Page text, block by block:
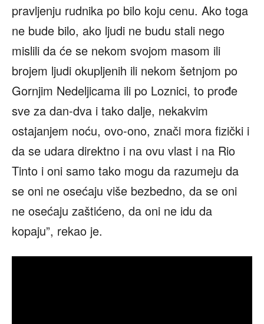
pravljenju rudnika po bilo koju cenu. Ako toga
ne bude bilo, ako ljudi ne budu stali nego
mislili da će se nekom svojom masom ili
brojem ljudi okupljenih ili nekom šetnjom po
Gornjim Nedeljicama ili po Loznici, to prođe
sve za dan-dva i tako dalje, nekakvim
ostajanjem noću, ovo-ono, znači mora fizički i
da se udara direktno i na ovu vlast i na Rio
Tinto i oni samo tako mogu da razumeju da
se oni ne osećaju više bezbedno, da se oni
ne osećaju zaštićeno, da oni ne idu da
kopaju”, rekao je.